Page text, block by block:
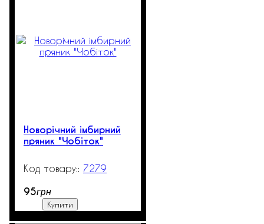
Новорічний імбирний
пряник "Чобіток"
7279
95грн
Купити